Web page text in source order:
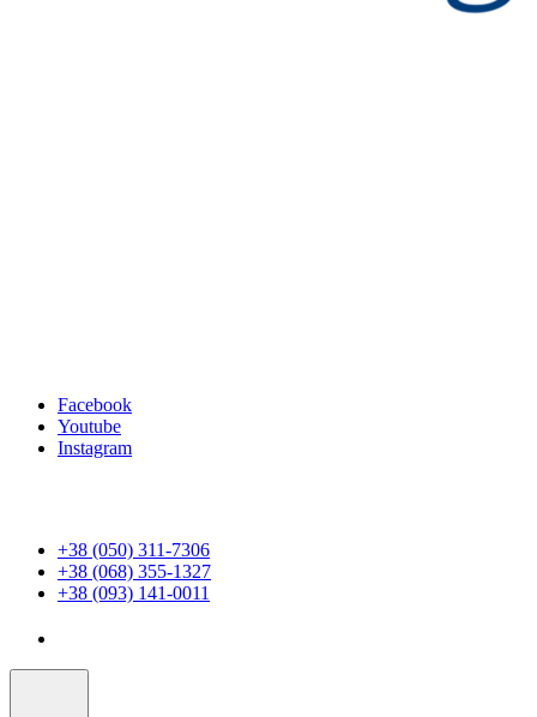
Facebook
Youtube
Instagram
+38 (050) 311-7306
+38 (068) 355-1327
+38 (093) 141-0011